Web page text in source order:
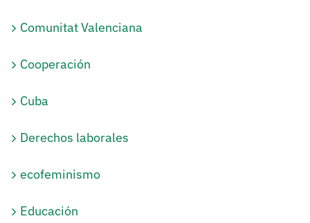
Comunitat Valenciana
Cooperación
Cuba
Derechos laborales
ecofeminismo
Educación